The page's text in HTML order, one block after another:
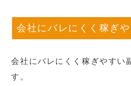
会社にバレにくく稼ぎ
会社にバレにくく稼ぎやすい
す。